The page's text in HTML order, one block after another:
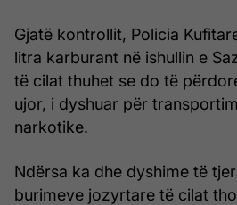
Gjatë kontrollit, Policia
litra karburant në ishullin e
të cilat thuhet se do të
ujor, i dyshuar për
narkotike.
Ndërsa ka dhe dyshime të
burimeve jozyrtare të cilat